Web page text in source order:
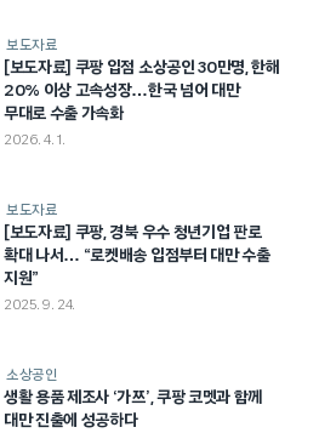
보도자료
[보도자료] 쿠팡 입점 소상공인 30만명, 한해
20% 이상 고속성장…한국 넘어 대만
무대로 수출 가속화
2026. 4. 1.
보도자료
[보도자료] 쿠팡, 경북 우수 청년기업 판로
확대 나서… “로켓배송 입점부터 대만 수출
지원”
2025. 9. 24.
소상공인
생활 용품 제조사 ‘가쯔’, 쿠팡 코멧과 함께
대만 진출에 성공하다